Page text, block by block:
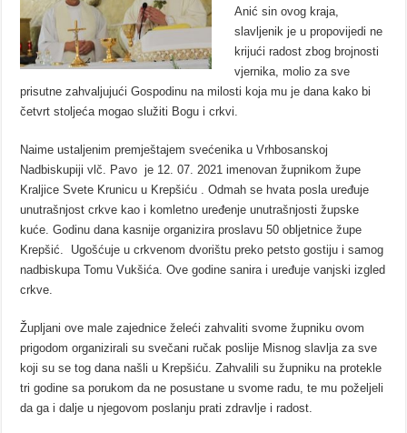
Anić sin ovog kraja,
slavljenik je u propovijedi ne
krijući radost zbog brojnosti
vjernika, molio za sve
prisutne zahvaljujući Gospodinu na milosti koja mu je dana kako bi
četvrt stoljeća mogao služiti Bogu i crkvi.
Naime ustaljenim premještajem svećenika u Vrhbosanskoj
Nadbiskupiji vlč. Pavo je 12. 07. 2021 imenovan župnikom župe
Kraljice Svete Krunicu u Krepšiću .Odmah se hvata posla uređuje
unutrašnjost crkve kao i komletno uređenje unutrašnjosti župske
kuće.Godinu dana kasnije organizira proslavu 50 obljetnice župe
Krepšić. Ugošćuje u crkvenom dvorištu preko petsto gostiju i samog
nadbiskupa Tomu Vukšića.Ove godine sanira i uređuje vanjski izgled
crkve.
Župljani ove male zajednice želeći zahvaliti svome župniku ovom
prigodom organizirali su svečani ručak poslije Misnog slavlja za sve
koji su se tog dana našli u Krepšiću. Zahvalili su župniku na protekle
tri godine sa porukom da ne posustane u svome radu, te mu poželjeli
da ga i dalje u njegovom poslanju prati zdravlje i radost.